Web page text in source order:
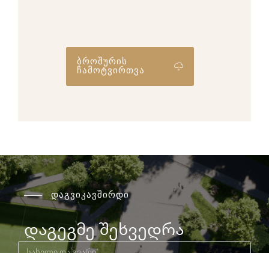
ბროშურის
ჩამოტვირთვა
დაგვიკავშირდი
დაგეგმე შეხვედრა